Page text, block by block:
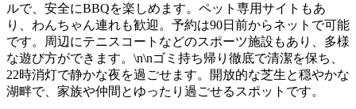
ルで、安全にBBQを楽しめます。ペット専用サイトもあ
り、わんちゃん連れも歓迎。予約は90日前からネットで可能
です。周辺にテニスコートなどのスポーツ施設もあり、多様
な遊び方ができます。\n\nゴミ持ち帰り徹底で清潔を保ち、
22時消灯で静かな夜を過ごせます。開放的な芝生と穏やかな
湖畔で、家族や仲間とゆったり過ごせるスポットです。